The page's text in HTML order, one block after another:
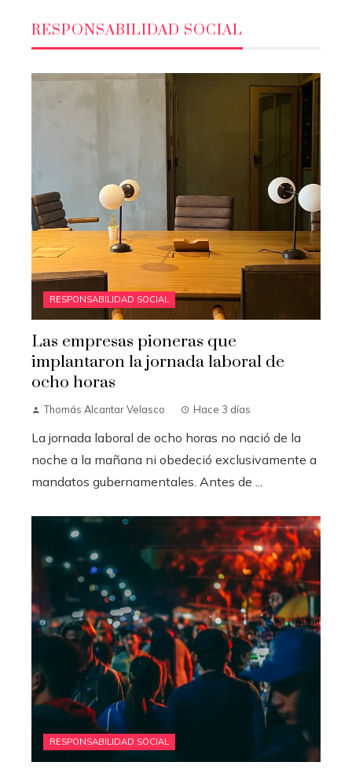
RESPONSABILIDAD SOCIAL
RESPONSABILIDAD SOCIAL
Las empresas pioneras que
implantaron la jornada laboral de
ocho horas
Thomás Alcantar Velasco Hace 3 días
La jornada laboral de ocho horas no nació de la
noche a la mañana ni obedeció exclusivamente a
mandatos gubernamentales. Antes de ...
RESPONSABILIDAD SOCIAL